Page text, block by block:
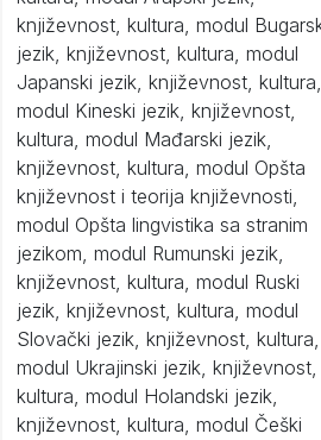
književnost, kultura, modul
jezik, književnost, kultura, modul
Japanski jezik, književnost, kultura,
modul Kineski jezik, književnost,
kultura, modul Mađarski jezik,
književnost, kultura, modul Opšta
književnost i teorija književnosti,
modul Opšta lingvistika sa stranim
jezikom, modul Rumunski jezik,
književnost, kultura, modul Ruski
jezik, književnost, kultura, modul
Slovački jezik, književnost, kultura,
modul Ukrajinski jezik, književnost,
kultura, modul Holandski jezik,
književnost, kultura, modul Češki